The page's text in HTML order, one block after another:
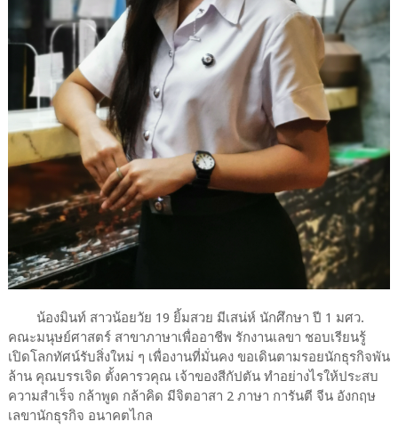
น้องมินท์ สาวน้อยวัย 19 ยิ้มสวย มีเสน่ห์ นักศึกษา ปี 1 มศว.
คณะมนุษย์ศาสตร์ สาขาภาษาเพื่ออาชีพ รักงานเลขา ชอบเรียนรู้
เปิดโลกทัศน์รับสิ่งใหม่ ๆ เพื่องานที่มั่นคง ขอเดินตามรอยนักธุรกิจพัน
ล้าน คุณ​บรรเจิด​ ตั้ง​คา​รว​คุณ​ เจ้าของ​สี​กัปตัน​ ทำอย่างไรให้ประสบ
ความสำเร็จ กล้าพูด กล้าคิด มีจิตอาสา 2 ภาษา การันตี จีน อังกฤษ
เลขานักธุรกิจ อนาคตไกล